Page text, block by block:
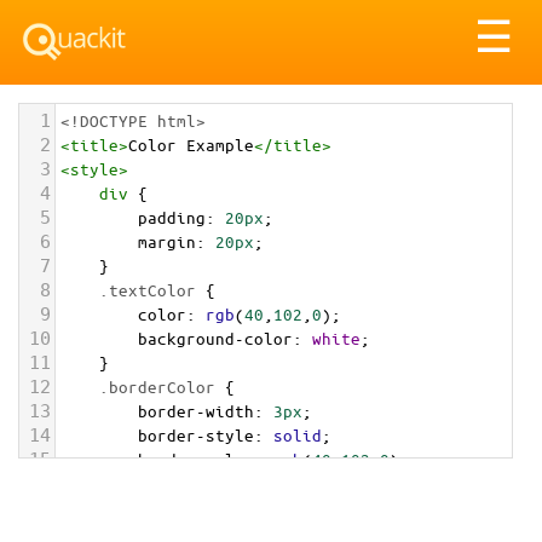
☰
1 <!DOCTYPE html>
2 <title>Color Example</title>
3 <style>
4 div {
5 padding: 20px;
6 margin: 20px;
7 }
8 .textColor {
9 color: rgb(40 102 0);
10 background-color: white;
11 }
12 .borderColor {
13 border-width: 3px;
14 border-style: solid;
15 border-color: rgb(40,102,0);